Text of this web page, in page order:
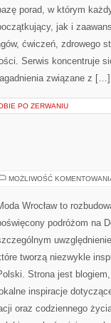
porad, w którym
jak i
ćwiczeń, zdrowego
Serwis koncentruje
związane z […]
PO ZERWANIU
MOŻLIWOŚĆ
Wrocław to
podróżom na
tworzą niezwykle
Strona jest
inspiracje
oraz codziennego